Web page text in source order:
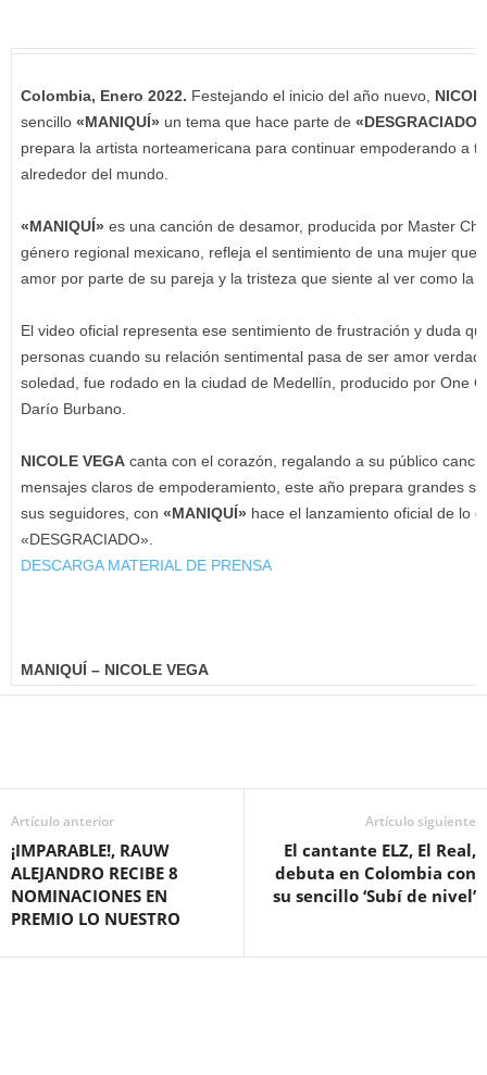
Colombia, Enero 2022. Festejando el inicio del año nuevo,
sencillo «MANIQUÍ» un tema que hace parte de «DESGRACIADO»
prepara la artista norteamericana para continuar empoderando a
alrededor del mundo.
«MANIQUÍ» es una canción de desamor, producida por Master
género regional mexicano, refleja el sentimiento de una mujer que
amor por parte de su pareja y la tristeza que siente al ver como la
El video oficial representa ese sentimiento de frustración y duda
personas cuando su relación sentimental pasa de ser amor
soledad, fue rodado en la ciudad de Medellín, producido por One
Darío Burbano.
NICOLE VEGA canta con el corazón, regalando a su público
mensajes claros de empoderamiento, este año prepara grandes
sus seguidores, con «MANIQUÍ» hace el lanzamiento oficial de lo
«DESGRACIADO».
DESCARGA MATERIAL DE PRENSA
MANIQUÍ – NICOLE VEGA
Artículo anterior
¡IMPARABLE!, RAUW
ALEJANDRO RECIBE 8
NOMINACIONES EN
PREMIO LO NUESTRO
Artículo siguiente
El cantante ELZ, El Real,
debuta en Colombia con
su sencillo ‘Subí de nivel’